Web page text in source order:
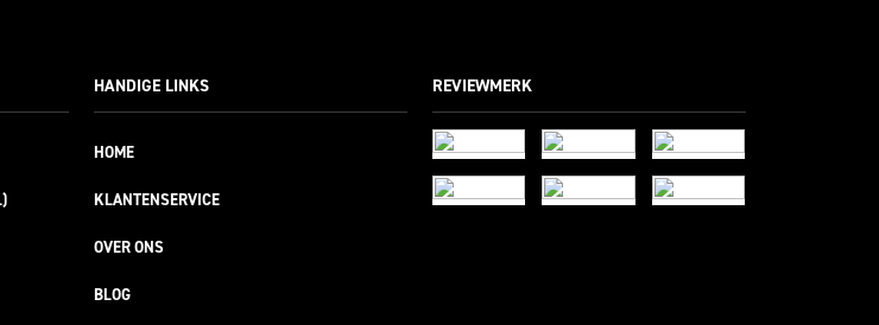
HANDIGE LINKS
HOME
KLANTENSERVICE
OVER ONS
BLOG
REVIEWMERK